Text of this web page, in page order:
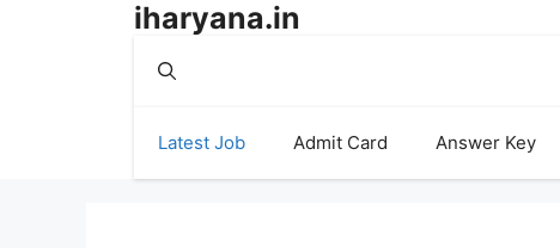
iharyana.in
Latest Job Admit Card Answer Key